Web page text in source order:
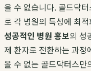
을 수 없습니다. 골드닥
로 각 병원의 특성에 최
성공적인 병원 홍보의 성
제 환자로 전환하는 과정
올 수 없는 골드닥터스만